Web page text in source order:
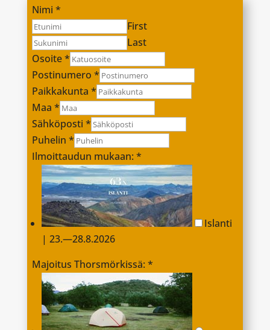
Nimi *
First
Last
Osoite*
Postinumero *
Paikkakunta *
Maa *
Sähköposti *
Puhelin *
Ilmoittaudun mukaan: *
Islanti
| 23.—28.8.2026
Majoitus Thorsmörkissä: *